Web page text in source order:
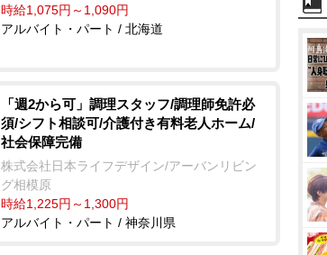
時給1,075円～1,090円
アルバイト・パート / 北海道
「週2から可」調理スタッフ/調理師免許必
須/シフト相談可/介護付き有料老人ホーム/
社会保障完備
株式会社日本ライフデザイン/アーバンリビン
グ相模原
時給1,225円～1,300円
アルバイト・パート / 神奈川県